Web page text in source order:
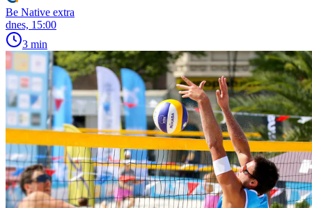
Be Native extra
dnes, 15:00
3 min